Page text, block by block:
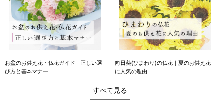
お盆のお供え花・仏花ガイド｜正しい選
び方と基本マナー
向日葵(ひまわり)の仏花｜夏のお供え花
に人気の理由
すべて見る